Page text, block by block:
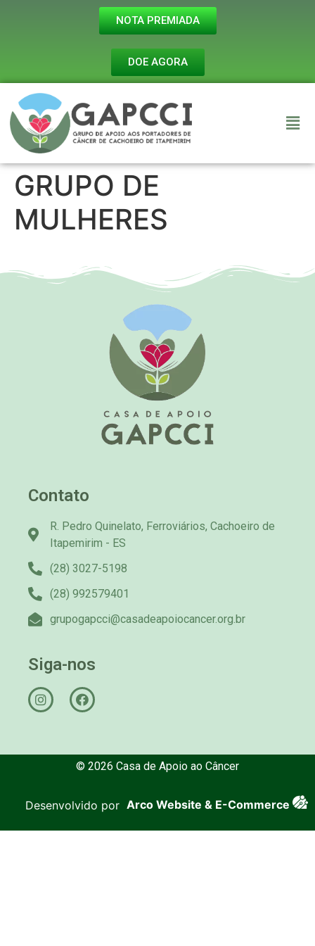
NOTA PREMIADA
DOE AGORA
GRUPO DE
MULHERES
Contato
R. Pedro Quinelato, Ferroviários, Cachoeiro de
Itapemirim - ES
(28) 3027-5198
(28) 992579401
grupogapcci@casadeapoiocancer.org.br
Siga-nos
© 2026 Casa de Apoio ao Câncer
Desenvolvido por Arco Website & E-Commerce